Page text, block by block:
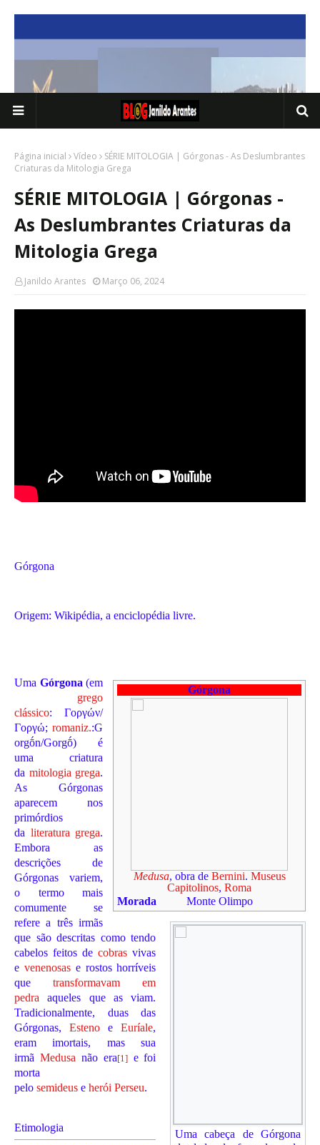
Página inicial Vídeo
SÉRIE MITOLOGIA | Górgonas - As Deslumbrantes
Criaturas da Mitologia Grega
SÉRIE MITOLOGIA | Górgonas -
As Deslumbrantes Criaturas da
Mitologia Grega
Janildo Arantes Março 06, 2024
Górgona
Origem: Wikipédia, a enciclopédia livre.
Górgona
Medusa, obra de Bernini. Museus
Capitolinos, Roma
Morada
Monte Olimpo
Uma cabeça de Górgona
Uma Górgona (em
grego
clássico: Γοργών/
Γοργώ; romaniz.:G
orgṓn/Gorgṓ) é
uma criatura
da mitologia grega.
As Górgonas
aparecem nos
primórdios
da literatura grega.
Embora as
descrições de
Górgonas variem,
o termo mais
comumente se
refere a três irmãs
que são descritas como tendo
cabelos feitos decobras vivas
e venenosase rostos horríveis
quetransformavam em
pedra aqueles que as viam.
Tradicionalmente, duas das
Górgonas,Esteno eEuríale,
eram imortais, mas sua
irmã Medusa não era[1 ]e foi
morta
pelo semideus e herói Perseu.
Etimologia